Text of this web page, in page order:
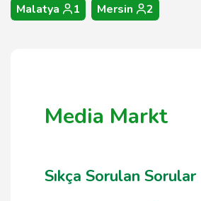
Malatya
1 Mersin 2
Media Markt
Sıkça Sorulan Sorular